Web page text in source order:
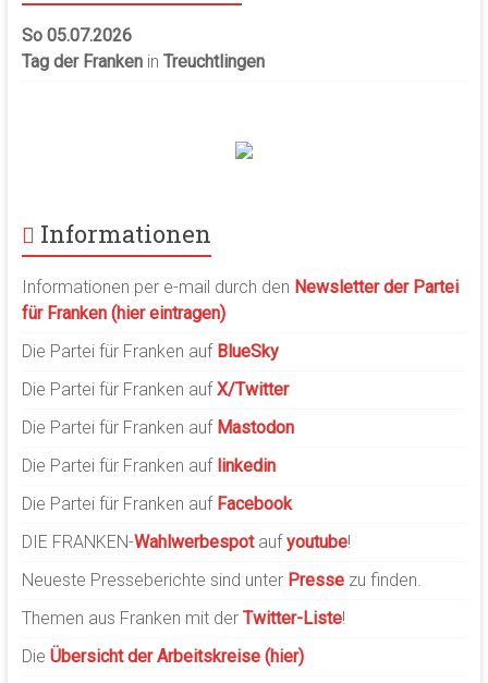
So 05.07.2026
Tag der Frankenin Treuchtlingen
Informationen
Informationen per e-mail durch den Newsletter der Partei
für Franken (hier eintragen)
Die Partei für Franken auf BlueSky
Die Partei für Franken aufX/Twitter
Die Partei für Franken auf Mastodon
Die Partei für Franken auf linkedin
Die Partei für Franken auf Facebook
DIE FRANKEN-Wahlwerbespotaufyoutube!
Neueste Presseberichte sind unter Pressezu finden.
Themen aus Franken mit der Twitter-Liste!
Die Übersicht der Arbeitskreise (hier)